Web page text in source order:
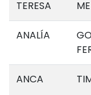
TERESA
ANALÍA
ANCA